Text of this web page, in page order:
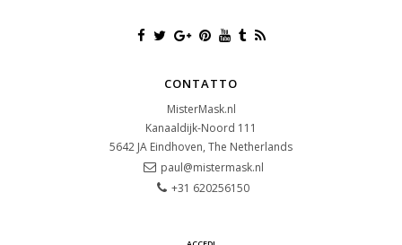
CONTATTO
MisterMask.nl
Kanaaldijk-Noord 111
5642 JA Eindhoven, The Netherlands
paul@mistermask.nl
+31 620256150